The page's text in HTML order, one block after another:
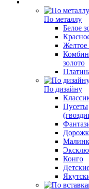
По металлу
Белое
Желтое
золото
По дизайну
Пусеты
Конго